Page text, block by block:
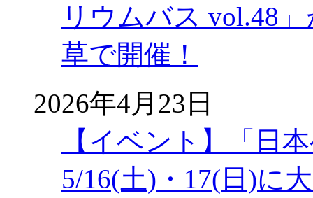
リウムバス vol.48
草で開催！
2026年4月23日
【イベント】「日
5/16(土)・17(日)に